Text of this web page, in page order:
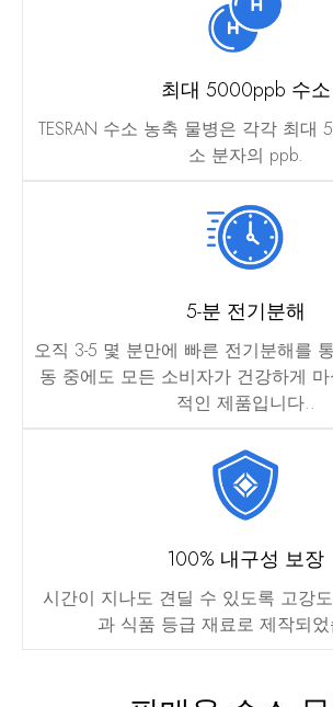
최대 5000ppb 수소
TESRAN 수소 농축 물병은 각각 최대
소 분자의 ppb.
5-분 전기분해
오직 3-5 몇 분만에 빠른 전기분해를
동 중에도 모든 소비자가 건강하게
적인 제품입니다..
100% 내구성 보장
시간이 지나도 견딜 수 있도록 고강
과 식품 등급 재료로 제작되